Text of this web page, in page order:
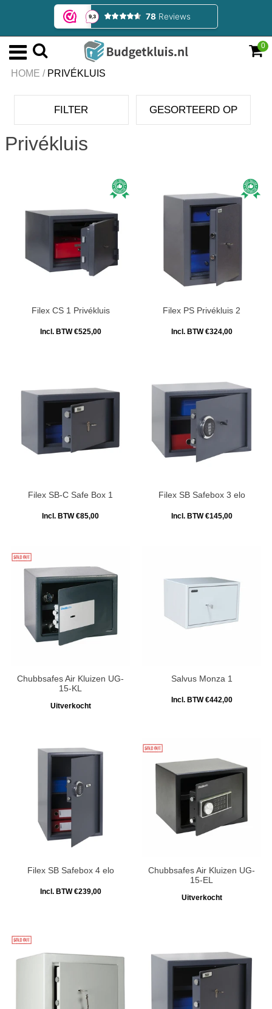
0
HOME / PRIVÉKLUIS
FILTER GESORTEERD OP
Privékluis
Filex CS 1 Privékluis
Incl. BTW €525,00
Filex PS Privékluis 2
Incl. BTW €324,00
Filex SB-C Safe Box 1
Incl. BTW €85,00
Filex SB Safebox 3 elo
Incl. BTW €145,00
Chubbsafes Air Kluizen UG-
15-KL
Uitverkocht
Salvus Monza 1
Incl. BTW €442,00
Filex SB Safebox 4 elo
Incl. BTW €239,00
Chubbsafes Air Kluizen UG-
15-EL
Uitverkocht